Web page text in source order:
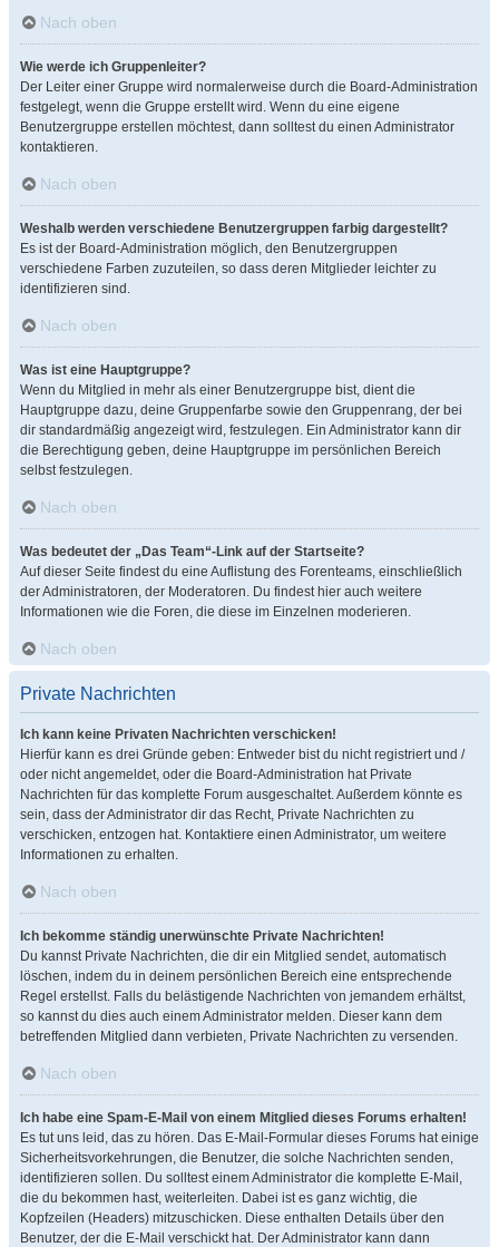
Nach oben
Wie werde ich Gruppenleiter?
Der Leiter einer Gruppe wird normalerweise durch die Board-Administration
festgelegt, wenn die Gruppe erstellt wird. Wenn du eine eigene
Benutzergruppe erstellen möchtest, dann solltest du einen Administrator
kontaktieren.
Nach oben
Weshalb werden verschiedene Benutzergruppen farbig dargestellt?
Es ist der Board-Administration möglich, den Benutzergruppen
verschiedene Farben zuzuteilen, so dass deren Mitglieder leichter zu
identifizieren sind.
Nach oben
Was ist eine Hauptgruppe?
Wenn du Mitglied in mehr als einer Benutzergruppe bist, dient die
Hauptgruppe dazu, deine Gruppenfarbe sowie den Gruppenrang, der bei
dir standardmäßig angezeigt wird, festzulegen. Ein Administrator kann dir
die Berechtigung geben, deine Hauptgruppe im persönlichen Bereich
selbst festzulegen.
Nach oben
Was bedeutet der „Das Team“-Link auf der Startseite?
Auf dieser Seite findest du eine Auflistung des Forenteams, einschließlich
der Administratoren, der Moderatoren. Du findest hier auch weitere
Informationen wie die Foren, die diese im Einzelnen moderieren.
Nach oben
Private Nachrichten
Ich kann keine Privaten Nachrichten verschicken!
Hierfür kann es drei Gründe geben: Entweder bist du nicht registriert und /
oder nicht angemeldet, oder die Board-Administration hat Private
Nachrichten für das komplette Forum ausgeschaltet. Außerdem könnte es
sein, dass der Administrator dir das Recht, Private Nachrichten zu
verschicken, entzogen hat. Kontaktiere einen Administrator, um weitere
Informationen zu erhalten.
Nach oben
Ich bekomme ständig unerwünschte Private Nachrichten!
Du kannst Private Nachrichten, die dir ein Mitglied sendet, automatisch
löschen, indem du in deinem persönlichen Bereich eine entsprechende
Regel erstellst. Falls du belästigende Nachrichten von jemandem erhältst,
so kannst du dies auch einem Administrator melden. Dieser kann dem
betreffenden Mitglied dann verbieten, Private Nachrichten zu versenden.
Nach oben
Ich habe eine Spam-E-Mail von einem Mitglied dieses Forums erhalten!
Es tut uns leid, das zu hören. Das E-Mail-Formular dieses Forums hat einige
Sicherheitsvorkehrungen, die Benutzer, die solche Nachrichten senden,
identifizieren sollen. Du solltest einem Administrator die komplette E-Mail,
die du bekommen hast, weiterleiten. Dabei ist es ganz wichtig, die
Kopfzeilen (Headers) mitzuschicken. Diese enthalten Details über den
Benutzer, der die E-Mail verschickt hat. Der Administrator kann dann